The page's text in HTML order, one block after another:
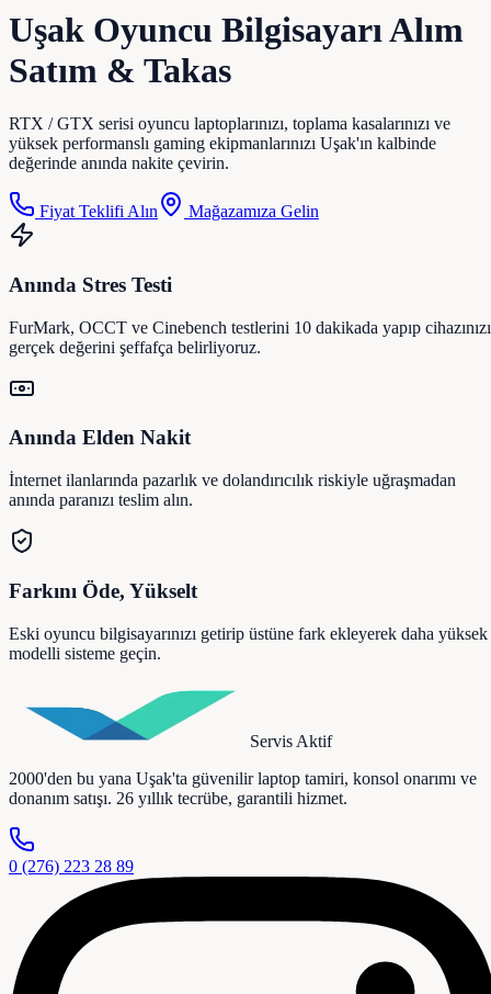
Uşak Oyuncu Bilgisayarı Alım
Satım & Takas
RTX / GTX serisi oyuncu laptoplarınızı, toplama kasalarınızı ve
yüksek performanslı gaming ekipmanlarınızı Uşak'ın kalbinde
değerinde anında nakite çevirin.
Fiyat Teklifi Alın Mağazamıza Gelin
Anında Stres Testi
FurMark, OCCT ve Cinebench testlerini 10 dakikada yapıp
gerçek değerini şeffafça belirliyoruz.
Anında Elden Nakit
İnternet ilanlarında pazarlık ve dolandırıcılık riskiyle uğraşmadan
anında paranızı teslim alın.
Farkını Öde, Yükselt
Eski oyuncu bilgisayarınızı getirip üstüne fark ekleyerek daha yüksek
modelli sisteme geçin.
Servis Aktif
2000'den bu yana Uşak'ta güvenilir laptop tamiri, konsol onarımı ve
donanım satışı. 26 yıllık tecrübe, garantili hizmet.
0 (276) 223 28 89